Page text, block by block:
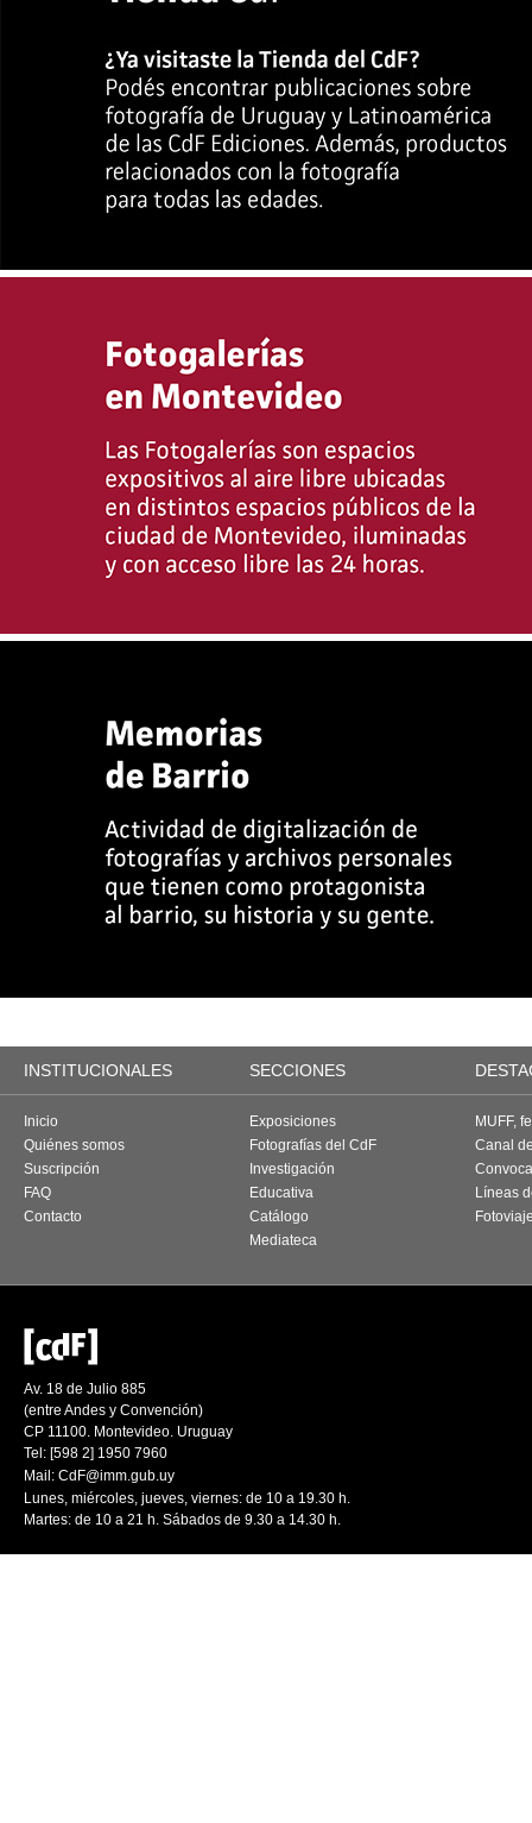
INSTITUCIONALES SECCIONES
Inicio
Quiénes somos
Suscripción
FAQ
Contacto
Exposiciones
Fotografías del CdF
Investigación
Educativa
Catálogo
Mediateca
MUFF,
Canal
Líneas
Av. 18 de Julio 885
(entre Andes y Convención)
CP 11100. Montevideo. Uruguay
Tel: [598 2] 1950 7960
Mail: CdF@imm.gub.uy
Lunes, miércoles, jueves, viernes: de 10 a 19.30 h.
Martes: de 10 a 21 h. Sábados de 9.30 a 14.30 h.